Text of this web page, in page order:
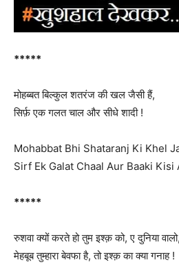
*****
मोहब्बत बिल्कुल शतरंज की खल जैसी हैं,
सिर्फ़ एक गलत चाल और सीधे शादी !
Mohabbat Bhi Shataranj Ki Khel
Sirf Ek Galat Chaal Aur Baaki Kisi
*****
रुशवा क्यों करते हो तुम इश्क़ को, ए दुनिया वालो,
मेहबूब तुम्हारा बेवफा है, तो इश्क़ का क्या गनाह !